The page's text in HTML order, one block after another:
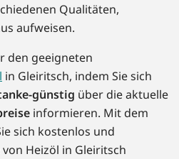
Qualitäten,
aufweisen.
den geeigneten
in Gleiritsch, indem Sie sich
günstig über die aktuelle
informieren. Mit dem
sich kostenlos und
Heizöl in Gleiritsch